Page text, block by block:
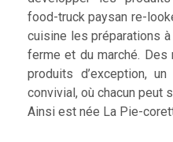
food-truck paysan re-
cuisine les préparations
ferme et du marché.
produits d’exception,
convivial, où chacun peut
Ainsi est née La Pie-